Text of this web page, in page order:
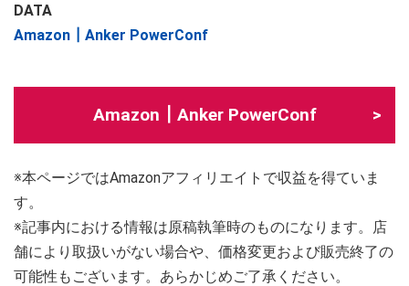
DATA
Amazon┃Anker PowerConf
Amazon┃Anker PowerConf
※本ページではAmazonアフィリエイトで収益を得ていま
す。
※記事内における情報は原稿執筆時のものになります。店
舗により取扱いがない場合や、価格変更および販売終了の
可能性もございます。あらかじめご了承ください。